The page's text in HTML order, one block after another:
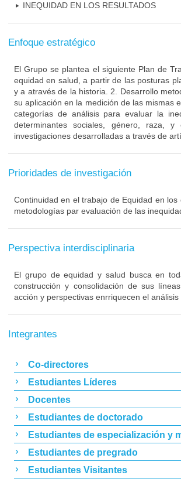
INEQUIDAD EN LOS RESULTADOS
Enfoque estratégico
El Grupo se plantea el siguiente Plan de
equidad en salud, a partir de las posturas
y a através de la historia. 2. Desarrollo
su aplicación en la medición de las mismas
categorías de análisis para evaluar la
determinantes sociales, género, raza,
investigaciones desarrolladas a través de
Prioridades de investigación
Continuidad en el trabajo de Equidad en
metodologías par evaluación de las
Perspectiva interdisciplinaria
El grupo de equidad y salud busca en
construcción y consolidación de sus
acción y perspectivas enrriquecen el análisis
Integrantes
Co-directores
Estudiantes Líderes
Docentes
Estudiantes de doctorado
Estudiantes de especialización y
Estudiantes de pregrado
Estudiantes Visitantes